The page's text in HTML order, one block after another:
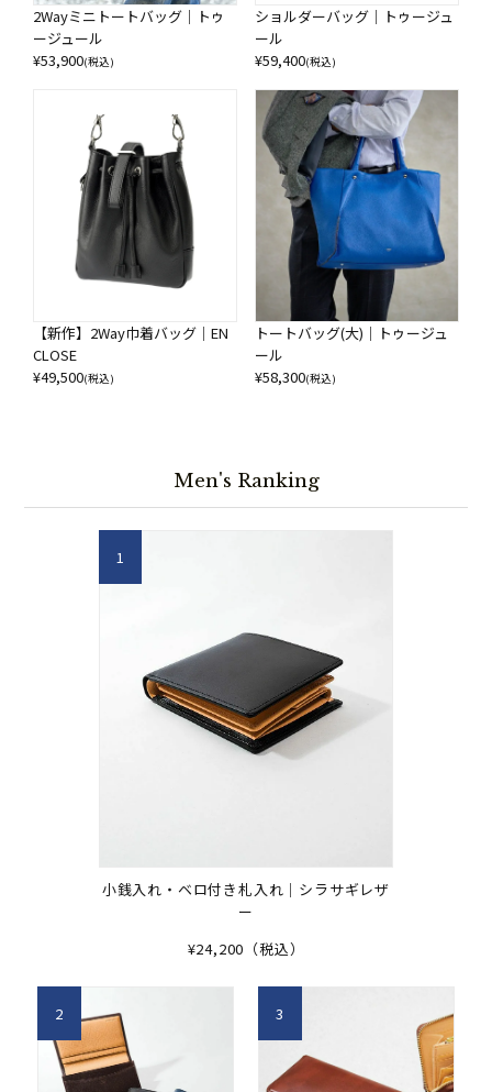
2Wayミニトートバッグ｜トゥ
ージュール
¥53,900(税込)
ショルダーバッグ｜トゥージュ
ール
¥59,400(税込)
【新作】2Way巾着バッグ｜EN
CLOSE
¥49,500(税込)
トートバッグ(大)｜トゥージュ
ール
¥58,300(税込)
Men's Ranking
小銭入れ・ベロ付き札入れ｜シラサギレザ
ー
¥24,200（税込）
1
2 3